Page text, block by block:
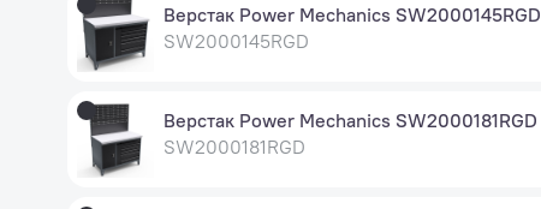
Верстак Power Mechanics SW2000145RGD
SW2000145RGD
Верстак Power Mechanics SW2000181RGD
SW2000181RGD